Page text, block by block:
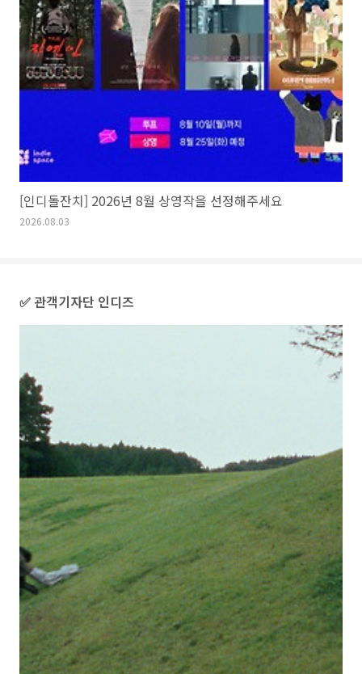
[인디돌잔치] 2026년 8월 상영작을 선정해주세요
2026.08.03
✅ 관객기자단 인디즈